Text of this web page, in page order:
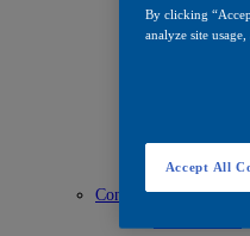
industrial
Envases
Solventes
Construcción
By clicking
analyze site
Accept All